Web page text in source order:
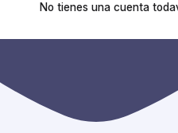
No tienes una cuenta